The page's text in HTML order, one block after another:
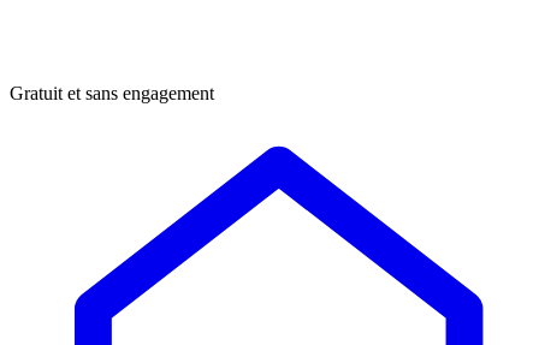
Gratuit et sans engagement